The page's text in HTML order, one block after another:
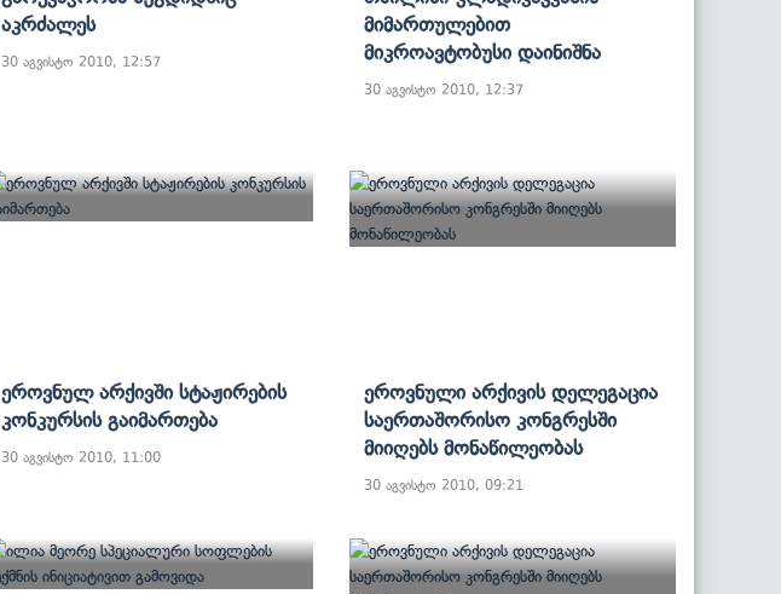
Აკრძალეს
30 აგვისტო 2010, 12:57
Მიმართულებით
Მიკროავტობუსი Დაინიშნა
30 აგვისტო 2010, 12:37
Ეროვნულ Არქივში Სტაჟირების
Კონკურსის Გაიმართება
30 აგვისტო 2010, 11:00
Ეროვნული Არქივის Დელეგაცია
Საერთაშორისო Კონგრესში
Მიიღებს Მონაწილეობას
30 აგვისტო 2010, 09:21